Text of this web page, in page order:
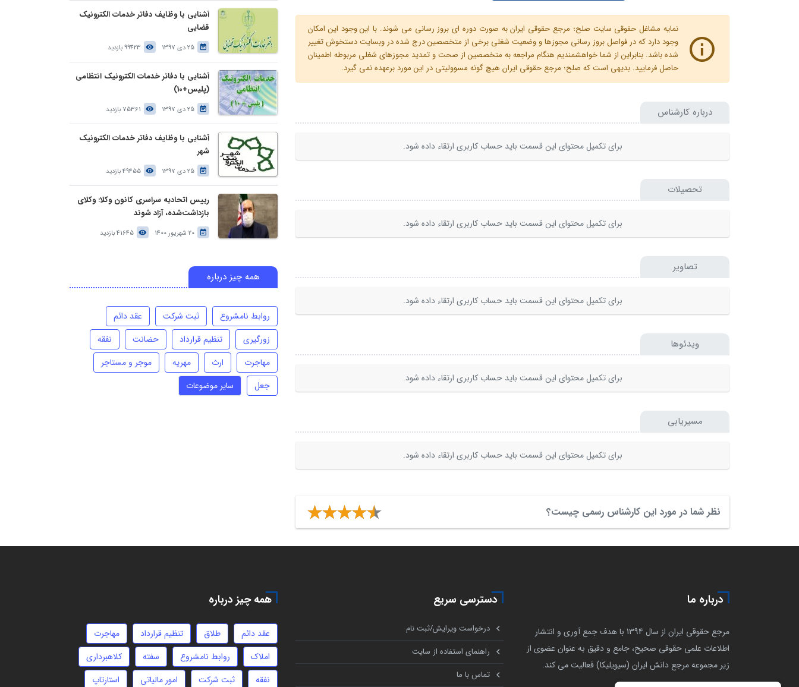
نمایه مشاغل حقوقی سایت صلح؛ مرجع حقوقی ایران به صورت دوره ای بروز رسانی می شوند. با این وجود این امکان
وجود دارد که در فواصل بروز رسانی مجوزها و وضعیت شغلی برخی از متخصصین درج شده در وبسایت دستخوش تغییر
شده باشد. بنابراین از شما خواهشمندیم هنگام مراجعه به متخصصین از صحت و تمدید مجوزهای شغلی مربوطه اطمینان
حاصل فرمایید. بدیهی است که صلح؛ مرجع حقوقی ایران هیچ گونه مسوولیتی در این مورد برعهده نمی گیرد.
درباره کارشناس
برای تکمیل محتوای این قسمت باید حساب کاربری ارتقاء داده شود.
تحصیلات
برای تکمیل محتوای این قسمت باید حساب کاربری ارتقاء داده شود.
تصاویر
برای تکمیل محتوای این قسمت باید حساب کاربری ارتقاء داده شود.
ویدئوها
برای تکمیل محتوای این قسمت باید حساب کاربری ارتقاء داده شود.
مسیریابی
برای تکمیل محتوای این قسمت باید حساب کاربری ارتقاء داده شود.
نظر شما در مورد این کارشناس رسمی چیست؟
آشنایی با وظایف دفاتر خدمات الکترونیک
قضایی
25 دی 1397 99423 بازدید
آشنایی با دفاتر خدمات الکترونیک انتظامی
(پلیس+10)
25 دی 1397 75361 بازدید
آشنایی با وظایف دفاتر خدمات الکترونیک
شهر
25 دی 1397 49455 بازدید
رییس اتحادیه سراسری کانون وکلا: وکلای
بازداشت‌شده، آزاد شوند
20 شهریور 1400 41645 بازدید
همه چیز درباره
روابط نامشروع ثبت شرکت
عقد دائم
زورگیری
تنظیم قرارداد حضانت
نفقه
مهاجرت
ارث مهریه
موجر و مستاجر
جعل
سایر موضوعات
درباره ما
مرجع حقوقی ایران از سال 1394 با هدف جمع آوری و انتشار
اطلاعات علمی حقوقی صحیح، جامع و دقیق به عنوان عضوی از
زیر مجموعه مرجع دانش ایران (سیویلیکا) فعالیت می کند.
دسترسی سریع
درخواست ویرایش/ثبت نام
راهنمای استفاده از سایت
تماس با ما
همه چیز درباره
عقد دائم طلاق تنظیم قرارداد
مهاجرت
املاک
روابط نامشروع سفته
کلاهبرداری
نفقه
ثبت شرکت امور مالیاتی استارتاپ